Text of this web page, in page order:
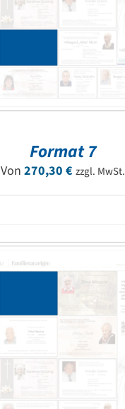
Format 7
Von 270,30 € zzgl. MwSt.